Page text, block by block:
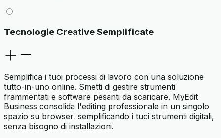
Tecnologie Creative Semplificate
Semplifica i tuoi processi di lavoro con una soluzione
tutto-in-uno online. Smetti di gestire strumenti
frammentati e software pesanti da scaricare. MyEdit
Business consolida l'editing professionale in un singolo
spazio su browser, semplificando i tuoi strumenti digitali,
senza bisogno di installazioni.